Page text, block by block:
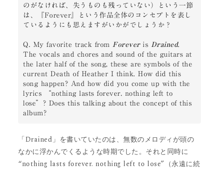
のがなければ、失うものも残っていない）という一節
は、『Forever』という作品全体のコンセプトを表し
ているようにも思えますがいかがでしょうか？
Q. My favorite track from Forever is Drained.
The vocals and chores and sound of the guitars at
the later half of the song, these are symbols of the
current Death of Heather I think. How did this
song happen? And how did you come up with the
lyrics “nothing lasts forever. nothing left to
lose”? Does this talking about the concept of this
album?
「Drained」を書いていたのは、無数のメロディが頭の
なかに浮かんでくるような時期でした。それと同時に
“nothing lasts forever. nothing left to lose”（永遠に続